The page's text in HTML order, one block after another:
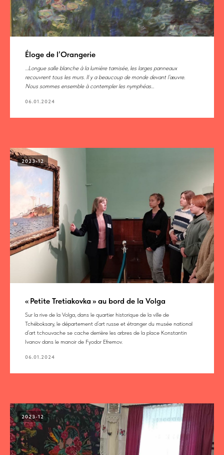
Éloge de l’Orangerie
...Longue salle blanche à la lumière tamisée, les larges panneaux
recouvrent tous les murs. Il y a beaucoup de monde devant l’œuvre.
Nous sommes ensemble à contempler les nymphéas...
06.01.2024
2023-12
« Petite Tretiakovka » au bord de la Volga
Sur la rive de la Volga, dans le quartier historique de la ville de
Tchéboksary, le département d’art russe et étranger du musée national
d’art tchouvache se cache derrière les arbres de la place Konstantin
Ivanov dans le manoir de Fyodor Efremov.
06.01.2024
2023-12